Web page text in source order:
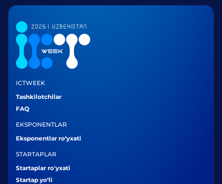
ICTWEEK
Tashkilotchilar
FAQ
EKSPONENTLAR
Eksponentlar ro‘yxati
STARTAPLAR
Startaplar ro'yxati
Startap yo‘li